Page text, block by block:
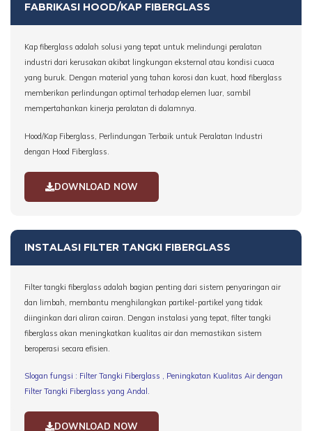
FABRIKASI HOOD/KAP FIBERGLASS
Kap fiberglass adalah solusi yang tepat untuk melindungi peralatan
industri dari kerusakan akibat lingkungan eksternal atau kondisi cuaca
yang buruk. Dengan material yang tahan korosi dan kuat, hood fiberglass
memberikan perlindungan optimal terhadap elemen luar, sambil
mempertahankan kinerja peralatan di dalamnya.
Hood/Kap Fiberglass, Perlindungan Terbaik untuk Peralatan Industri
dengan Hood Fiberglass.
DOWNLOAD NOW
INSTALASI FILTER TANGKI FIBERGLASS
Filter tangki fiberglass adalah bagian penting dari sistem penyaringan air
dan limbah, membantu menghilangkan partikel-partikel yang tidak
diinginkan dari aliran cairan. Dengan instalasi yang tepat, filter tangki
fiberglass akan meningkatkan kualitas air dan memastikan sistem
beroperasi secara efisien.
Slogan fungsi : Filter Tangki Fiberglass , Peningkatan Kualitas Air dengan
Filter Tangki Fiberglass yang Andal.
DOWNLOAD NOW